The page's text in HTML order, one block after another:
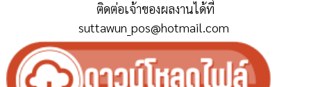
ติดต่อเจ้าของผลงานได้ที่
suttawun_pos@hotmail.com